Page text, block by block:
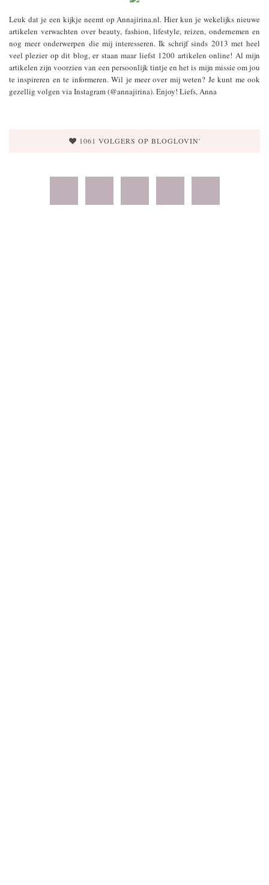
Leuk dat je een kijkje neemt op Annajirina.nl. Hier kun je wekelijks nieuwe
artikelen verwachten over beauty, fashion, lifestyle, reizen, ondernemen en
nog meer onderwerpen die mij interesseren. Ik schrijf sinds 2013 met heel
veel plezier op dit blog, er staan maar liefst 1200 artikelen online! Al mijn
artikelen zijn voorzien van een persoonlijk tintje en het is mijn missie om jou
te inspireren en te informeren. Wil je meer over mij weten? Je kunt me ook
gezellig volgen via Instagram (@annajirina). Enjoy! Liefs, Anna
1061 VOLGERS OP BLOGLOVIN'